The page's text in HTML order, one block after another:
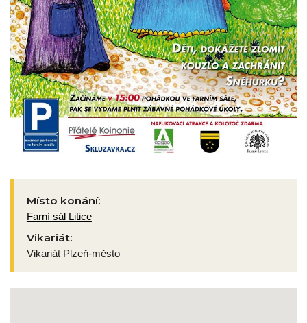
Místo konání:
Farní sál Litice
Vikariát:
Vikariát Plzeň-město